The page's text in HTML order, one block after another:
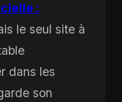
:
le seul site à
dans les
son